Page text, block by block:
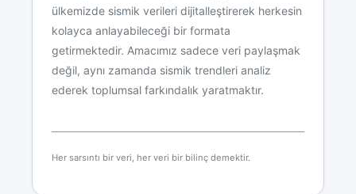
ülkemizde sismik verileri dijitalleştirerek herkesin
kolayca anlayabileceği bir formata
getirmektedir. Amacımız sadece veri paylaşmak
değil, aynı zamanda sismik trendleri analiz
ederek toplumsal farkındalık yaratmaktır.
Her sarsıntı bir veri, her veri bir bilinç demektir.